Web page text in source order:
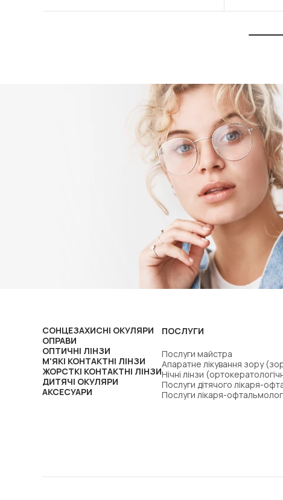
СОНЦЕЗАХИСНІ ОКУЛЯРИ
ОПРАВИ
ОПТИЧНІ ЛІНЗИ
М'ЯКІ КОНТАКТНІ ЛІНЗИ
ЖОРСТКІ КОНТАКТНІ ЛІНЗИ
ДИТЯЧІ ОКУЛЯРИ
АКСЕСУАРИ
ПОСЛУГИ
Послуги майстра
Апаратне лікування зору
Нічні лінзи
Послуги дітячого лікаря-
Послуги лікаря-